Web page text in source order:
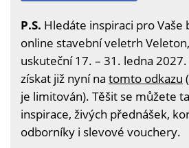
P.S. Hledáte inspiraci pro Vaše
online stavební veletrh
uskuteční 17. – 31. ledna
získat již nyní na tomto odkazu
je limitován). Těšit se můžete
inspirace, živých přednášek,
odborníky i slevové vouchery.